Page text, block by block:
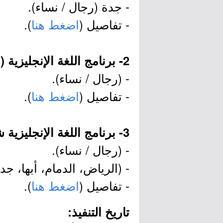
- جدة (رجال / نساء).
- تفاصيل (اضغط هنا).
2- برنامج اللغة الإنجليزية (عن بُعد):
- (رجال / نساء).
- تفاصيل (اضغط هنا).
3- برنامج اللغة الإنجليزية شبه المكثف (حضوري):
- (رجال / نساء).
- (الرياض، الدمام، أبها،
- تفاصيل (اضغط هنا).
تاريخ التنفيذ: